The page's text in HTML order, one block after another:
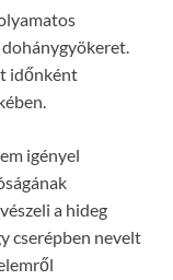
időnként
igényel
a hideg
cserépben nevelt